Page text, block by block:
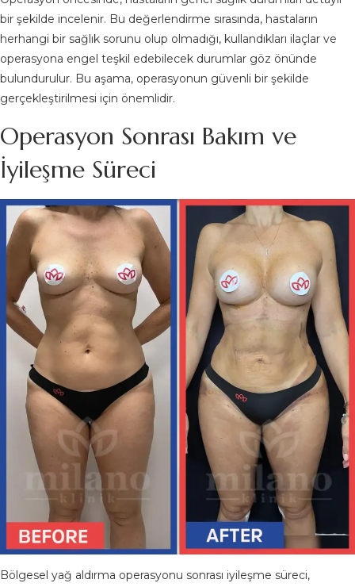
bir şekilde incelenir. Bu değerlendirme sırasında, hastaların
herhangi bir sağlık sorunu olup olmadığı, kullandıkları ilaçlar ve
operasyona engel teşkil edebilecek durumlar göz önünde
bulundurulur. Bu aşama, operasyonun güvenli bir şekilde
gerçekleştirilmesi için önemlidir.
Operasyon Sonrası Bakım ve
İyileşme Süreci
Bölgesel yağ aldırma operasyonu sonrası iyileşme süreci,